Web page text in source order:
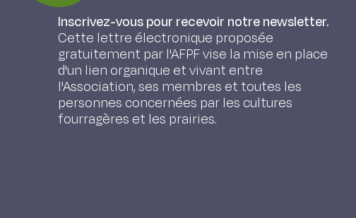
Inscrivez-vous pour recevoir notre newsletter.
Cette lettre électronique proposée
gratuitement par l'AFPF vise la mise en place
d'un lien organique et vivant entre
l'Association, ses membres et toutes les
personnes concernées par les cultures
fourragères et les prairies.